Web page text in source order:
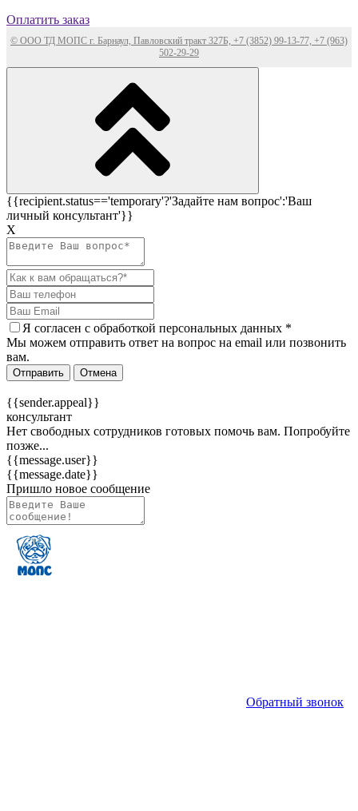
Оплатить заказ
© ООО ТД МОПС г. Барнаул, Павловский тракт 327Б, +7 (3852) 99-13-77, +7 (963)
502-29-29
{{recipient.status=='temporary'?'Задайте нам вопрос':'Ваш
личный консультант'}}
Х
Я согласен c обработкой персональных данных *
Мы можем отправить ответ на вопрос на email или позвонить
вам.
Отправить Отмена
{{sender.appeal}}
консультант
Нет свободных сотрудников готовых помочь вам. Попробуйте
позже...
{{message.user}}
{{message.date}}
Пришло новое сообщение
Обратный звонок